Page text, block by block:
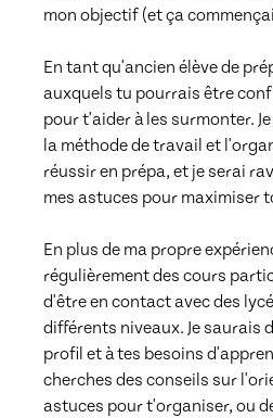
mon objectif (et ça
En tant qu'ancien élève de
auxquels tu pourrais être
pour t'aider à les surmonter.
la méthode de travail et
réussir en prépa, et je serai
mes astuces pour maximiser
En plus de ma propre
régulièrement des cours
d'être en contact avec des
différents niveaux. Je saurais
profil et à tes besoins
cherches des conseils sur